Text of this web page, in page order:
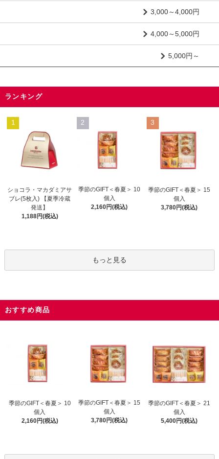
3,000～4,000円
4,000～5,000円
5,000円～
ランキング
1
ショコラ・マカダミアサ
ブレ(5枚入) 【夏季冷蔵
発送】
1,188円(税込)
2
季節のGIFT＜春夏＞ 10
個入
2,160円(税込)
3
季節のGIFT＜春夏＞ 15
個入
3,780円(税込)
もっと見る
おすすめ商品
季節のGIFT＜春夏＞ 10
個入
2,160円(税込)
季節のGIFT＜春夏＞ 15
個入
3,780円(税込)
季節のGIFT＜春夏＞ 21
個入
5,400円(税込)